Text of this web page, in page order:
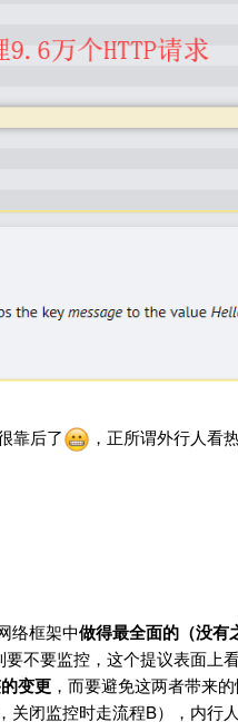
靠后了
，正所谓外行人看
络框架中做得最全面的（没有
要不要监控，这个提议表面上
变更 ，而要避免这两者带来
闭监控时走流程B），内行